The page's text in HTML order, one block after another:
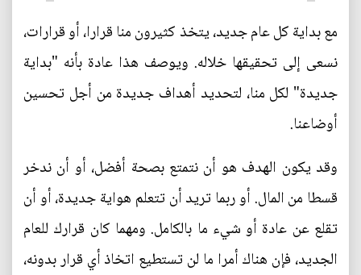
مع بداية كل عام جديد، يتخذ كثيرون منا قرارا، أو قرارات،
نسعى إلى تحقيقها خلاله. ويوصف هذا عادة بأنه "بداية
جديدة" لكل منا، لتحديد أهداف جديدة من أجل تحسين
أوضاعنا.
وقد يكون الهدف هو أن نتمتع بصحة أفضل، أو أن ندخر
قسطا من المال. أو ربما تريد أن تتعلم هواية جديدة، أو أن
تقلع عن عادة أو شيء ما بالكامل. ومهما كان قرارك للعام
الجديد، فإن هناك أمرا ما لن تستطيع اتخاذ أي قرار بدونه،